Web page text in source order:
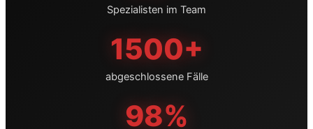
Spezialisten im Team
1500+
abgeschlossene Fälle
98%